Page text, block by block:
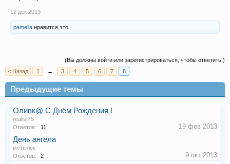
12 дек 2019
pamella нравится это.
(Вы должны войти или зарегистрироваться, чтобы ответить.)
< Назад
1 ← 3 4 5 6 7 8
Предыдущие темы
Оливк@ C Днём Рождения !
realist75
Ответов:
11 19 фев 2013
День ангела
мотылек
Ответов:
2 9 окт 2013